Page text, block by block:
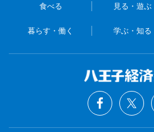
食べる 見る・遊ぶ
暮らす・働く 学ぶ・知る